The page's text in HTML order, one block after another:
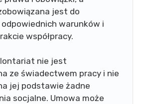
jest do
warunków i
współpracy.
nie jest
ze świadectwem pracy i nie
jej podstawie żadne
socjalne. Umowa może